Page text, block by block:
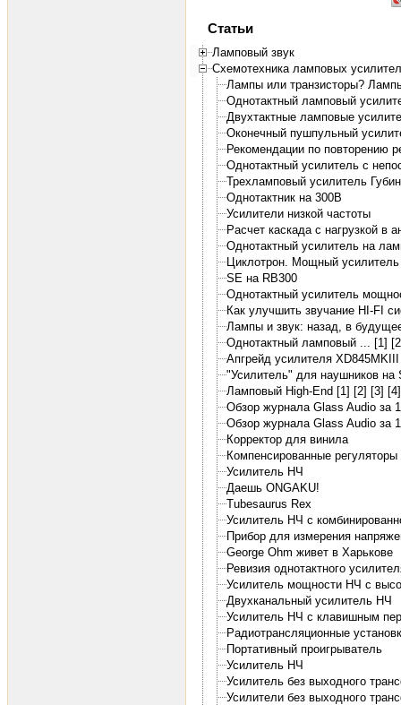
Статьи
Ламповый звук
Схемотехника ламповых
Лампы или транзисторы?
Однотактный ламповый
Двухтактные ламповые
Оконечный пушпульный
Рекомендации по повторению
Однотактный усилитель с
Трехламповый усилитель
Однотактник на 300В
Усилители низкой частоты
Расчет каскада с нагрузкой в
Однотактный усилитель на
Циклотрон. Мощный
SE на RB300
Однотактный усилитель
Как улучшить звучание HI-FI
Лампы и звук: назад, в
Однотактный ламповый ... [1]
Апгрейд усилителя
"Усилитель" для наушников на
Ламповый High-End [1] [2] [3] [4]
Обзор журнала Glass Audio за
Обзор журнала Glass Audio за
Корректор для винила
Компенсированные регуляторы
Усилитель НЧ
Даешь ONGAKU!
Tubesaurus Rex
Усилитель НЧ с
Прибор для измерения
George Ohm живет в Харькове
Ревизия однотактного
Усилитель мощности НЧ с
Двухканальный усилитель НЧ
Усилитель НЧ с клавишным
Радиотрансляционные
Портативный проигрыватель
Усилитель НЧ
Усилитель без выходного
Усилители без выходного